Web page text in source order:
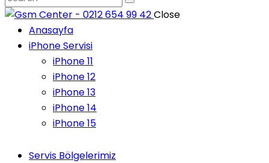
Close
Anasayfa
iPhone Servisi
iPhone 11
iPhone 12
iPhone 13
iPhone 14
iPhone 15
Servis Bölgelerimiz